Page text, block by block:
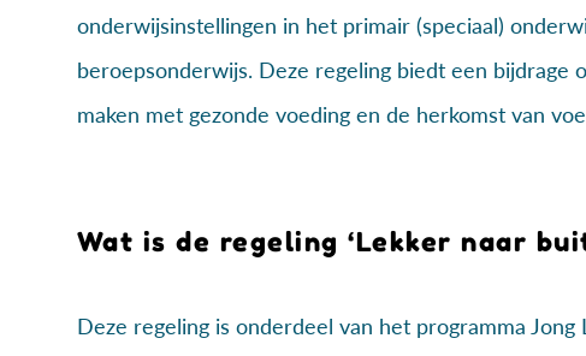
onderwijsinstellingen in het primair (speciaal)
beroepsonderwijs. Deze regeling biedt een
maken met gezonde voeding en de herkomst van
Wat is de regeling ‘Lekker naar
Deze regeling is onderdeel van het programma